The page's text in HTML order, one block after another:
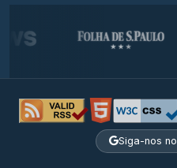
Siga-nos no